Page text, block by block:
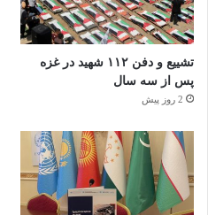
تشییع و دفن ۱۱۲ شهید در غزه
پس از سه سال
2 روز پیش